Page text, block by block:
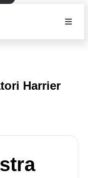
Harrier